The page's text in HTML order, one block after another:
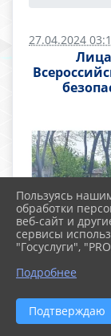
27.04.2024
Пользуясь
обработки
веб-сайт и
сервисы
"Госуслуги",
Подробнее
Подтверждаю